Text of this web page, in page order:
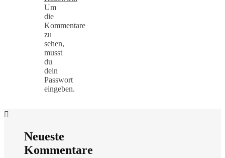
Um
die
Kommentare
zu
sehen,
musst
du
dein
Passwort
eingeben.
Neueste
Kommentare